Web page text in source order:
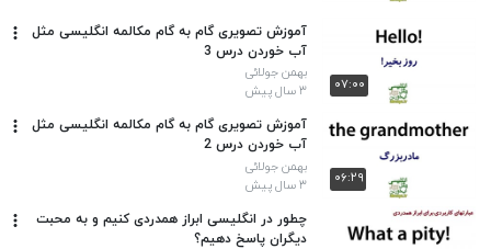
۰۷:۰۰
آموزش تصویری گام به گام مکالمه انگلیسی مثل
آب خوردن درس 3
بهمن جولائی
۳ سال پیش
۰۶:۲۹
آموزش تصویری گام به گام مکالمه انگلیسی مثل
آب خوردن درس 2
بهمن جولائی
۳ سال پیش
چطور در انگلیسی ابراز همدردی کنیم و به محبت
دیگران پاسخ دهیم؟